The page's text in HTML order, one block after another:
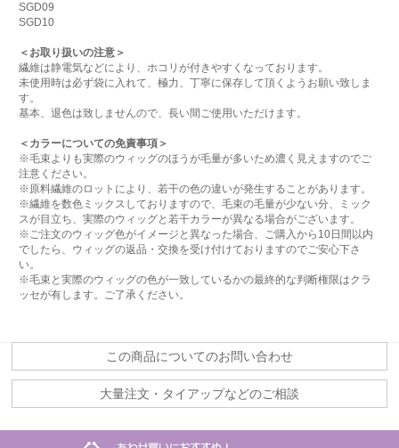
SGD09
SGD10
＜お取り扱いの注意＞
繊維は静電気などにより、ホコリが付きやすくなっております。
未使用時は必ず袋に入れて、極力、丁寧に保存して頂くようお願い致しま
す。
基本、退色は致しませんので、長い間ご使用いただけます。
＜カラーについての免責事項＞
※毛束よりも実際のウィッグのほうが毛量が多いため濃く見えますのでご
注意ください。
※原料繊維のロットにより、若干の色の違いが発生することがあります。
※繊維を数色ミックスしておりますので、毛束の毛量が少ない分、ミック
スが目立ち、実際のウィッグと若干カラーが異なる場合がございます。
※ご注文のウィッグ色がイメージと異なった場合、ご購入から10日間以内
でしたら、ウィッグの返品・交換を受け付けておりますのでご安心下さ
い。
※毛束と実際のウィッグの色が一致しているかの最終的な判断権限はクラ
ッセが有します。ご了承ください。
この商品についてのお問い合わせ
大量注文・タイアップなどのご相談